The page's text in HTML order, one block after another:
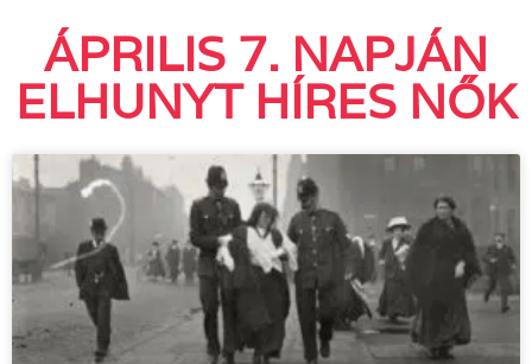
ÁPRILIS 7. NAPJÁN
ELHUNYT HÍRES NŐK